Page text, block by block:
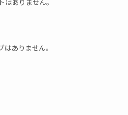
ありません。
ありません。